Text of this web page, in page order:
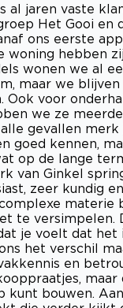
al jaren vaste
Het Gooi en
ons eerste
woning hebben
wonen we al
maar we
Ook voor
we ze
gevallen
goed kennen,
op de lange
van Ginkel
zeer kundig
materie
te versimpelen.
je voelt dat het
het verschil
en
maar
kunt bouwen.